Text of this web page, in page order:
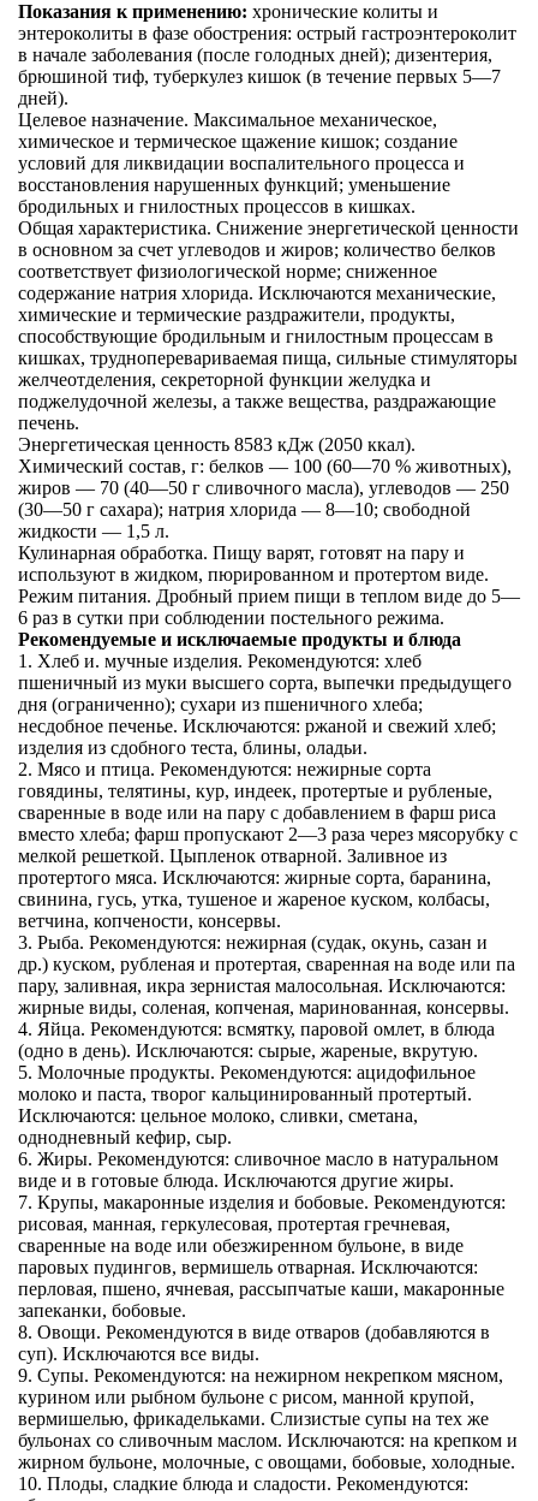
Показания к применению: хронические колиты и
энтероколиты в фазе обострения: острый гастроэнтероколит
в начале заболевания (после голодных дней); дизентерия,
брюшиной тиф, туберкулез кишок (в течение первых 5—7
дней).
Целевое назначение. Максимальное механическое,
химическое и термическое щажение кишок; создание
условий для ликвидации воспалительного процесса и
восстановления нарушенных функций; уменьшение
бродильных и гнилостных процессов в кишках.
Общая характеристика. Снижение энергетической ценности
в основном за счет углеводов и жиров; количество белков
соответствует физиологической норме; сниженное
содержание натрия хлорида. Исключаются механические,
химические и термические раздражители, продукты,
способствующие бродильным и гнилостным процессам в
кишках, трудноперевариваемая пища, сильные стимуляторы
желчеотделения, секреторной функции желудка и
поджелудочной железы, а также вещества, раздражающие
печень.
Энергетическая ценность 8583 кДж (2050 ккал).
Химический состав, г: белков — 100 (60—70 % животных),
жиров — 70 (40—50 г сливочного масла), углеводов — 250
(30—50 г сахара); натрия хлорида — 8—10; свободной
жидкости — 1,5 л.
Кулинарная обработка. Пищу варят, готовят на пару и
используют в жидком, пюрированном и протертом виде.
Режим питания. Дробный прием пищи в теплом виде до 5—
6 раз в сутки при соблюдении постельного режима.
Рекомендуемые и исключаемые продукты и блюда
1. Хлеб и. мучные изделия. Рекомендуются: хлеб
пшеничный из муки высшего сорта, выпечки предыдущего
дня (ограниченно); сухари из пшеничного хлеба;
несдобное печенье. Исключаются: ржаной и свежий хлеб;
изделия из сдобного теста, блины, оладьи.
2. Мясо и птица. Рекомендуются: нежирные сорта
говядины, телятины, кур, индеек, протертые и рубленые,
сваренные в воде или на пару с добавлением в фарш риса
вместо хлеба; фарш пропускают 2—3 раза через мясорубку с
мелкой решеткой. Цыпленок отварной. Заливное из
протертого мяса. Исключаются: жирные сорта, баранина,
свинина, гусь, утка, тушеное и жареное куском, колбасы,
ветчина, копчености, консервы.
3. Рыба. Рекомендуются: нежирная (судак, окунь, сазан и
др.) куском, рубленая и протертая, сваренная на воде или па
пару, заливная, икра зернистая малосольная. Исключаются:
жирные виды, соленая, копченая, маринованная, консервы.
4. Яйца. Рекомендуются: всмятку, паровой омлет, в блюда
(одно в день). Исключаются: сырые, жареные, вкрутую.
5. Молочные продукты. Рекомендуются: ацидофильное
молоко и паста, творог кальцинированный протертый.
Исключаются: цельное молоко, сливки, сметана,
однодневный кефир, сыр.
6. Жиры. Рекомендуются: сливочное масло в натуральном
виде и в готовые блюда. Исключаются другие жиры.
7. Крупы, макаронные изделия и бобовые. Рекомендуются:
рисовая, манная, геркулесовая, протертая гречневая,
сваренные на воде или обезжиренном бульоне, в виде
паровых пудингов, вермишель отварная. Исключаются:
перловая, пшено, ячневая, рассыпчатые каши, макаронные
запеканки, бобовые.
8. Овощи. Рекомендуются в виде отваров (добавляются в
суп). Исключаются все виды.
9. Супы. Рекомендуются: на нежирном некрепком мясном,
курином или рыбном бульоне с рисом, манной крупой,
вермишелью, фрикадельками. Слизистые супы на тех же
бульонах со сливочным маслом. Исключаются: на крепком и
жирном бульоне, молочные, с овощами, бобовые, холодные.
10. Плоды, сладкие блюда и сладости. Рекомендуются: